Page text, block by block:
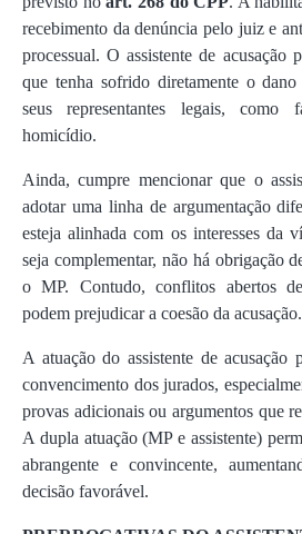
recebimento da denúncia pelo juiz e
processual. O assistente de acusação
que tenha sofrido diretamente o
seus representantes legais, como
homicídio.
Ainda, cumpre mencionar que o
adotar uma linha de argumentação
esteja alinhada com os interesses da
seja complementar, não há obrigação
o MP. Contudo, conflitos abertos
podem prejudicar a coesão da acusação.
A atuação do assistente de acusação
convencimento dos jurados,
provas adicionais ou argumentos que
A dupla atuação (MP e assistente)
abrangente e convincente,
decisão favorável.